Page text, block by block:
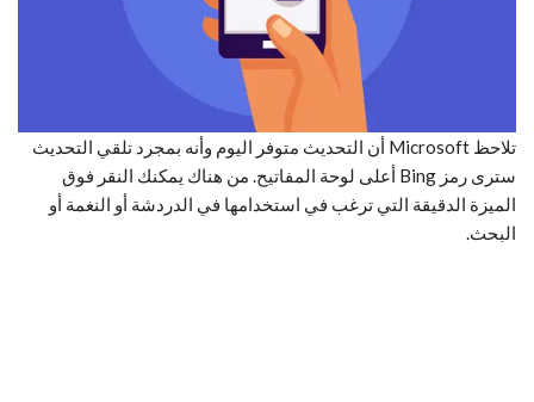
تلاحظ Microsoft أن التحديث متوفر اليوم وأنه بمجرد تلقي التحديث
سترى رمز Bing أعلى لوحة المفاتيح. من هناك يمكنك النقر فوق
الميزة الدقيقة التي ترغب في استخدامها في الدردشة أو النغمة أو
البحث.